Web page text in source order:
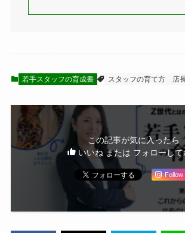
若手スタッフの育成書 スタッフの育て方 店
この記事が気に入ったら
いいね または フォローし
Follow